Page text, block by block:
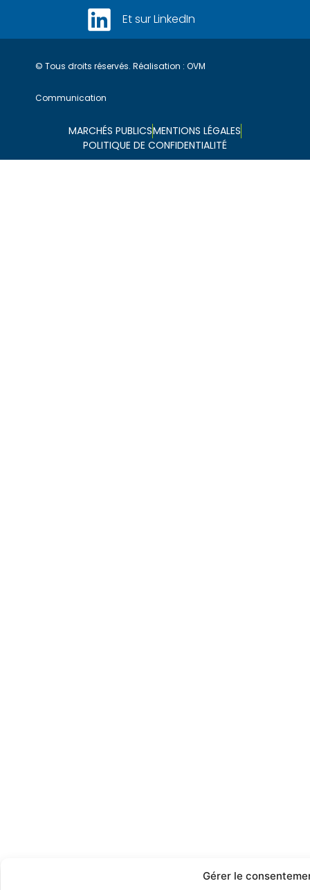
Gérer le
Et sur LinkedIn
© Tous droits réservés. Réalisation : OVM
Communication
MARCHÉS PUBLICSMENTIONS LÉGALES
POLITIQUE DE CONFIDENTIALITÉ